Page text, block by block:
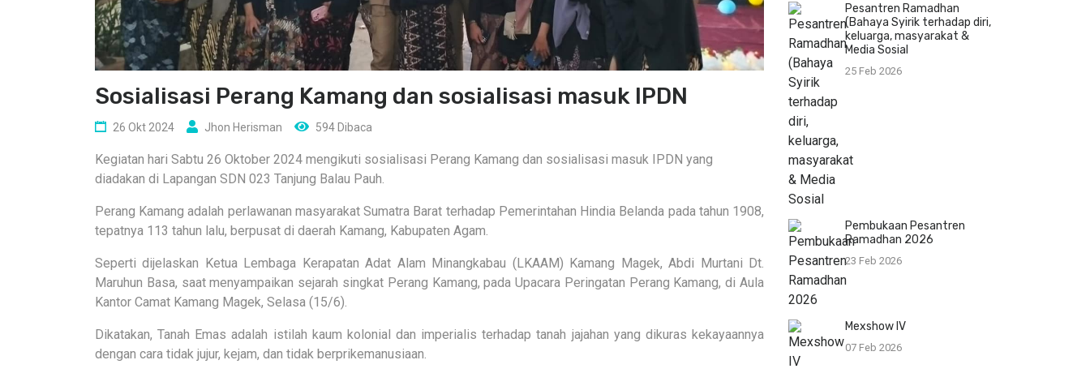
Sosialisasi Perang Kamang dan sosialisasi masuk IPDN
26 Okt 2024 Jhon Herisman 594 Dibaca
Kegiatan hari Sabtu 26 Oktober 2024 mengikuti sosialisasi Perang Kamang dan sosialisasi masuk IPDN yang
diadakan di Lapangan SDN 023 Tanjung Balau Pauh.
Perang Kamang adalah perlawanan masyarakat Sumatra Barat terhadap Pemerintahan Hindia Belanda pada tahun 1908,
tepatnya 113 tahun lalu, berpusat di daerah Kamang, Kabupaten Agam.
Seperti dijelaskan Ketua Lembaga Kerapatan Adat Alam Minangkabau (LKAAM) Kamang Magek, Abdi Murtani Dt.
Maruhun Basa, saat menyampaikan sejarah singkat Perang Kamang, pada Upacara Peringatan Perang Kamang, di Aula
Kantor Camat Kamang Magek, Selasa (15/6).
Dikatakan, Tanah Emas adalah istilah kaum kolonial dan imperialis terhadap tanah jajahan yang dikuras kekayaannya
dengan cara tidak jujur, kejam, dan tidak berprikemanusiaan.
Pesantren Ramadhan
(Bahaya Syirik terhadap diri,
keluarga, masyarakat &
Media Sosial
25 Feb 2026
Pembukaan Pesantren
Ramadhan 2026
23 Feb 2026
Mexshow IV
07 Feb 2026